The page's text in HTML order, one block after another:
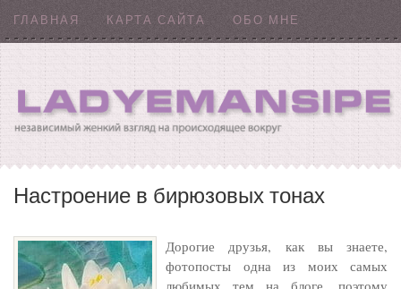
ГЛАВНАЯ КАРТА САЙТА ОБО МНЕ
Настроение в бирюзовых тонах
Дорогие друзья, как вы знаете,
фотопосты одна из моих самых
любимых тем на блоге, поэтому